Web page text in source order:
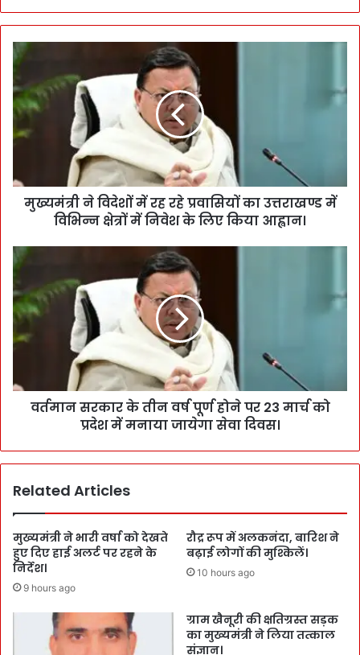
मुख्यमंत्री ने विदेशों में रह रहे प्रवासियों का उत्तराखण्ड में
विभिन्न क्षेत्रों में निवेश के लिए किया आह्वान।
वर्तमान सरकार के तीन वर्ष पूर्ण होने पर 23 मार्च को
प्रदेश में मनाया जायेगा सेवा दिवस।
Related Articles
मुख्यमंत्री ने भारी वर्षा को देखते
हुए दिए हाई अलर्ट पर रहने के
निर्देश।
9 hours ago
रौद्र रूप में अलकनंदा, बारिश ने
बढ़ाई लोगों की मुश्किलें।
10 hours ago
ग्राम खैनूरी की क्षतिग्रस्त सड़क
का मुख्यमंत्री ने लिया तत्काल
संज्ञान।